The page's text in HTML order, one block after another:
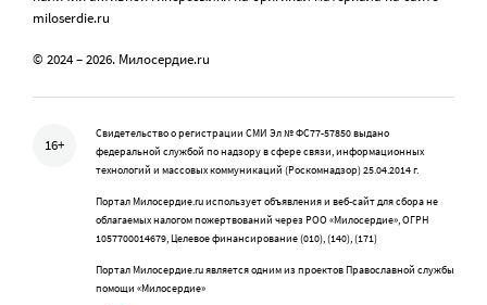
miloserdie.ru
© 2024 – 2026. Милосердие.ru
16+
Свидетельство о регистрации СМИ Эл № ФС77-57850 выдано
федеральной службой по надзору в сфере связи, информационных
технологий и массовых коммуникаций (Роскомнадзор) 25.04.2014 г.
Портал Милосердие.ru использует объявления и веб-сайт для сбора не
облагаемых налогом пожертвований через РОО «Милосердие», ОГРН
1057700014679, Целевое финансирование (010), (140), (171)
Портал Милосердие.ru является одним из проектов Православной службы
помощи «Милосердие»